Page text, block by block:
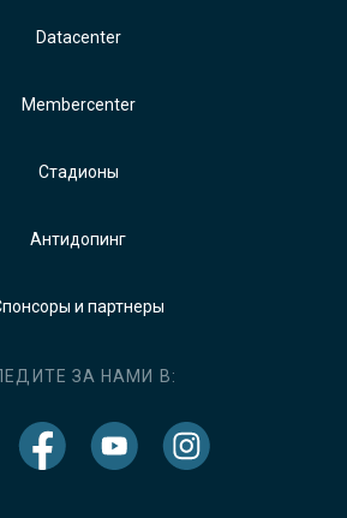
Datacenter
Membercenter
Стадионы
Антидопинг
и партнеры
ЗА НАМИ В: